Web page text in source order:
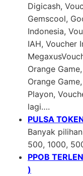
Digicash,
Gemscool,
Indonesia,
IAH, Voucher
Orange
Orange
Playon,
lagi….
PULSA
Banyak
500, 1000,
PPOB
)